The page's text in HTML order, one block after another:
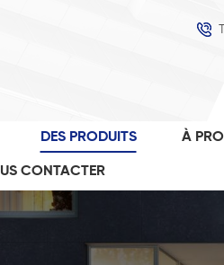
DES PRODUITS À
CONTACTER